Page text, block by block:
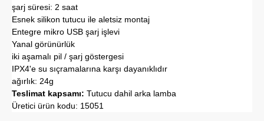
şarj süresi: 2 saat
Esnek silikon tutucu ile aletsiz montaj
Entegre mikro USB şarj işlevi
Yanal görünürlük
iki aşamalı pil / şarj göstergesi
IPX4'e su sıçramalarına karşı dayanıklıdır
ağırlık: 24g
Teslimat kapsamı: Tutucu dahil arka lamba
Üretici ürün kodu: 15051